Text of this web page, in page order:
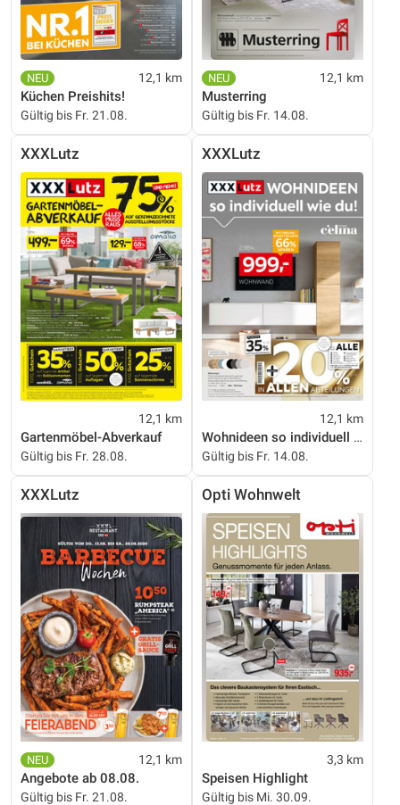
12,1 km
Küchen Preishits!
Gültig bis Fr. 21.08.
12,1 km
Musterring
Gültig bis Fr. 14.08.
XXXLutz
12,1 km
Gartenmöbel-Abverkauf
Gültig bis Fr. 28.08.
XXXLutz
12,1 km
Wohnideen so individuell wie du!
Gültig bis Fr. 14.08.
XXXLutz
12,1 km
Angebote ab 08.08.
Gültig bis Fr. 21.08.
Opti Wohnwelt
3,3 km
Speisen Highlight
Gültig bis Mi. 30.09.